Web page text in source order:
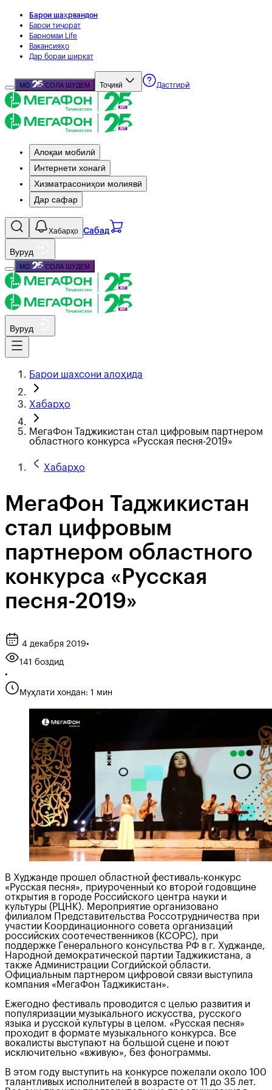
Барои шаҳрвандон
Барои тиҷорат
Барномаи Life
Вакансияҳо
Дар бораи ширкат
МО СОЛА ШУДЕМ Тоҷикӣ Дастгирӣ
Алоқаи мобилӣ
Интернети хонагӣ
Хизматрасониҳои молиявӣ
Дар сафар
Хабарҳо Сабад
Вуруд
МО СОЛА ШУДЕМ
Вуруд
Барои шахсони алоҳида
Хабарҳо
МегаФон Таджикистан стал цифровым партнером
областного конкурса «Русская песня-2019»
Хабарҳо
МегаФон Таджикистан
стал цифровым
партнером областного
конкурса «Русская
песня-2019»
4 декабря 2019•
141 боздид
•
Муҳлати хондан: 1 мин
В Худжанде прошел областной фестиваль-конкурс
«Русская песня», приуроченный ко второй годовщине
открытия в городе Российского центра науки и
культуры (РЦНК). Мероприятие организовано
филиалом Представительства Россотрудничества при
участии Координационного совета организаций
российских соотечественников (КСОРС), при
поддержке Генерального консульства РФ в г. Худжанде,
Народной демократической партии Таджикистана, а
также Администрации Согдийской области.
Официальным партнером цифровой связи выступила
компания «МегаФон Таджикистан».
Ежегодно фестиваль проводится с целью развития и
популяризации музыкального искусства, русского
языка и русской культуры в целом. «Русская песня»
проходит в формате музыкального конкурса. Все
вокалисты выступают на большой сцене и поют
исключительно «вживую», без фонограммы.
В этом году выступить на конкурсе пожелали около 100
талантливых исполнителей в возрасте от 11 до 35 лет.